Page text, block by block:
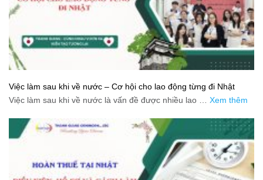
Việc làm sau khi về nước – Cơ hội cho lao động từng đi Nhật
Việc làm sau khi về nước là vấn đề được nhiều lao … Xem thêm